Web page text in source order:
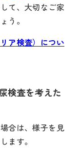
て、大切なご家
う。
ア検査）につい
検査を考えた
合は、様子を見
ます。